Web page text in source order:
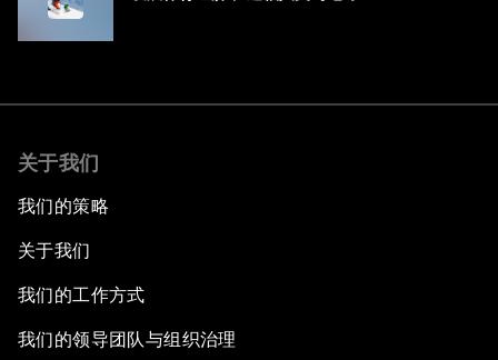
关于我们
我们的策略
关于我们
我们的工作方式
我们的领导团队与组织治理